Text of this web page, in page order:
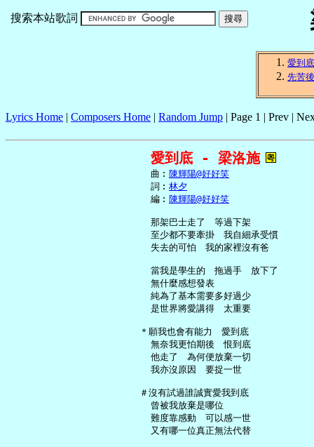
搜索本站歌詞
愛到底
先苦
Lyrics Home | Composers Home | Random Jump | Page 1 | Prev |
愛到底 - 梁洛施
     曲︰
陳輝陽@好好笑
     詞︰
林夕
     編︰
陳輝陽@好好笑
     那架巴士走了　等過下架
     至少都不要牽掛　我自細承受慣
     失去的可怕　我的家裡沒有爸
     當我是學生的　拖過手　放下了
     無什麼感想發表
     純為了基本需要多好過少
     是世界將愛講得　太重要
   ＊願我也會有能力　愛到底
     無奈我更怕期後　恨到底
     他走了　為何便放棄一切
     我亦沒原因　要捉一世
   ＃沒有試過誰誠實愛我到底
     曾被我放棄是哪位
     難度靠感動　可以感一世
     又有哪一位真正無法代替